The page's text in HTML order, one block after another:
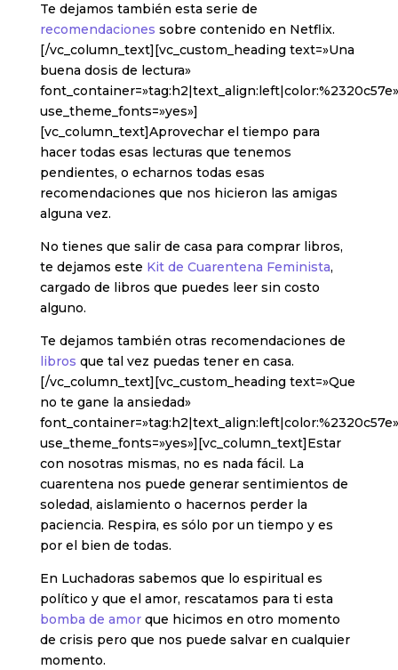
Te dejamos también esta serie de
recomendaciones sobre contenido en Netflix.
[/vc_column_text][vc_custom_heading text=»Una
buena dosis de lectura»
font_container=»tag:h2|text_align:left|color:%2320c57e»
use_theme_fonts=»yes»]
[vc_column_text]Aprovechar el tiempo para
hacer todas esas lecturas que tenemos
pendientes, o echarnos todas esas
recomendaciones que nos hicieron las amigas
alguna vez.
No tienes que salir de casa para comprar libros,
te dejamos este Kit de Cuarentena Feminista,
cargado de libros que puedes leer sin costo
alguno.
Te dejamos también otras recomendaciones de
libros que tal vez puedas tener en casa.
[/vc_column_text][vc_custom_heading text=»Que
no te gane la ansiedad»
font_container=»tag:h2|text_align:left|color:%2320c57e»
use_theme_fonts=»yes»][vc_column_text]Estar
con nosotras mismas, no es nada fácil. La
cuarentena nos puede generar sentimientos de
soledad, aislamiento o hacernos perder la
paciencia. Respira, es sólo por un tiempo y es
por el bien de todas.
En Luchadoras sabemos que lo espiritual es
político y que el amor, rescatamos para ti esta
bomba de amorque hicimos en otro momento
de crisis pero que nos puede salvar en cualquier
momento.